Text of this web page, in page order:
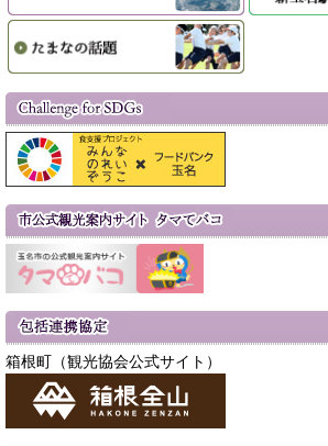
箱根町（観光協会公式サイト）